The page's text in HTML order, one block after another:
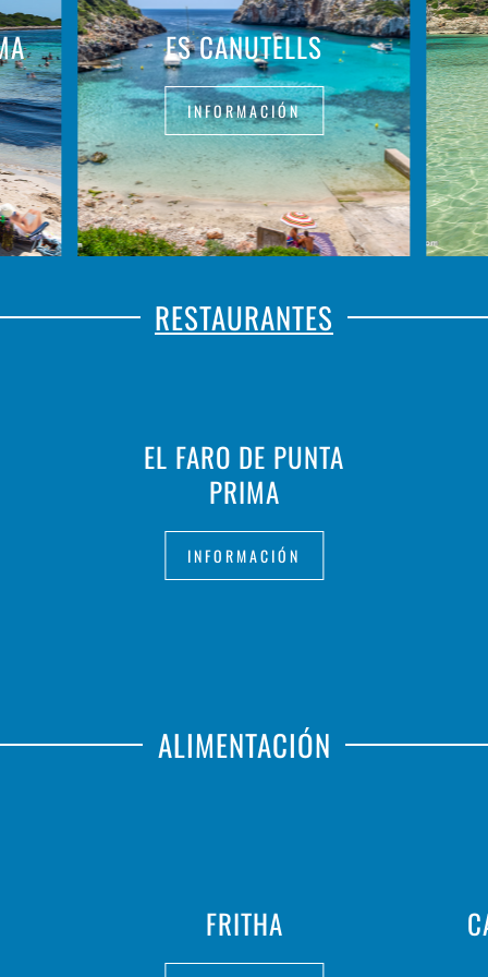
ES CANUTELLS
INFORMACIÓN
RESTAURANTES
EL FARO DE PUNTA
PRIMA
INFORMACIÓN
ALIMENTACIÓN
FRITHA